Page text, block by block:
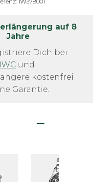
auf 8
Jahre
Dich bei
und
kostenfrei
Garantie.